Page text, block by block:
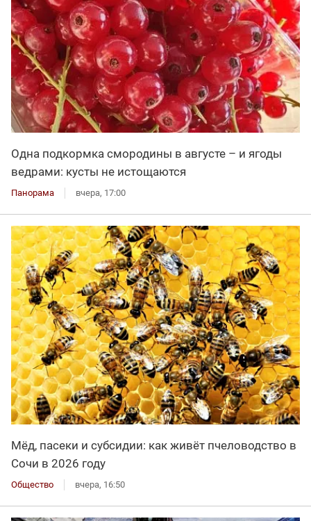
Одна подкормка смородины в августе – и ягоды
ведрами: кусты не истощаются
Панорама вчера, 17:00
Мёд, пасеки и субсидии: как живёт пчеловодство в
Сочи в 2026 году
Общество вчера, 16:50